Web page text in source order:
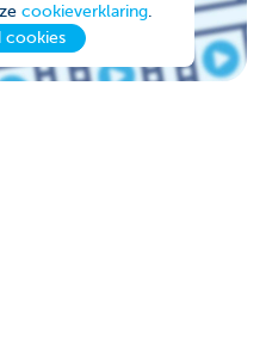
cookieverklaring.
cookies